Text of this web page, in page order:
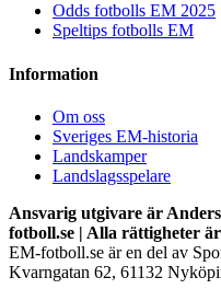
Odds fotbolls EM 2025
Speltips fotbolls EM
Information
Om oss
Sveriges EM-historia
Landskamper
Landslagsspelare
Ansvarig utgivare är
fotboll.se | Alla rättigheter
EM-fotboll.se är en del av
Kvarngatan 62, 61132